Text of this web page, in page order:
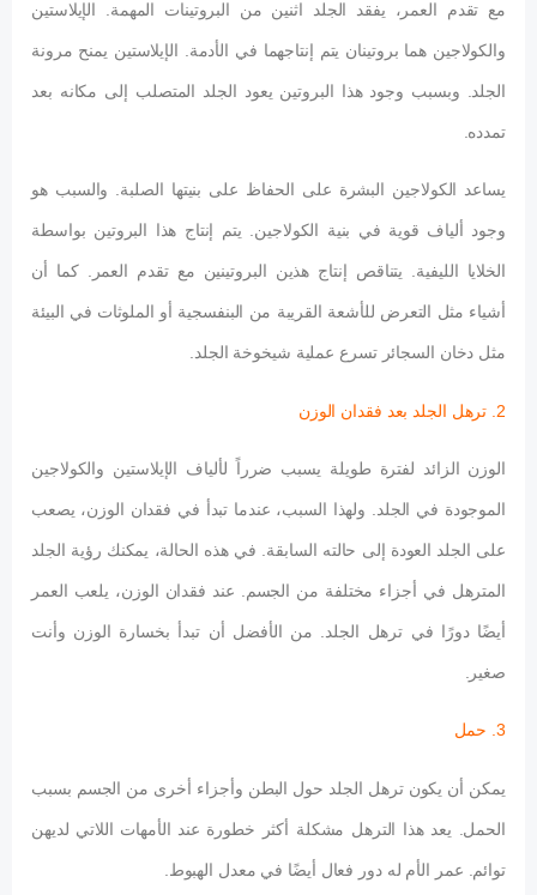
مع تقدم العمر، يفقد الجلد اثنين من البروتينات المهمة. الإيلاستين
والكولاجين هما بروتينان يتم إنتاجهما في الأدمة. الإيلاستين يمنح مرونة
الجلد. وبسبب وجود هذا البروتين يعود الجلد المتصلب إلى مكانه بعد
تمدده.
يساعد الكولاجين البشرة على الحفاظ على بنيتها الصلبة. والسبب هو
وجود ألياف قوية في بنية الكولاجين. يتم إنتاج هذا البروتين بواسطة
الخلايا الليفية. يتناقص إنتاج هذين البروتينين مع تقدم العمر. كما أن
أشياء مثل التعرض للأشعة القريبة من البنفسجية أو الملوثات في البيئة
مثل دخان السجائر تسرع عملية شيخوخة الجلد.
2. ترهل الجلد بعد فقدان الوزن
الوزن الزائد لفترة طويلة يسبب ضرراً لألياف الإيلاستين والكولاجين
الموجودة في الجلد. ولهذا السبب، عندما تبدأ في فقدان الوزن، يصعب
على الجلد العودة إلى حالته السابقة. في هذه الحالة، يمكنك رؤية الجلد
المترهل في أجزاء مختلفة من الجسم. عند فقدان الوزن، يلعب العمر
أيضًا دورًا في ترهل الجلد. من الأفضل أن تبدأ بخسارة الوزن وأنت
صغير.
3. حمل
يمكن أن يكون ترهل الجلد حول البطن وأجزاء أخرى من الجسم بسبب
الحمل. يعد هذا الترهل مشكلة أكثر خطورة عند الأمهات اللاتي لديهن
توائم. عمر الأم له دور فعال أيضًا في معدل الهبوط.